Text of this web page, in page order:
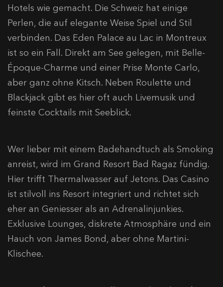
Hotels wie gemacht. Die Schweiz hat einige
Perlen, die auf elegante Weise Spiel und Stil
verbinden. Das Eden Palace au Lac in Montreux
ist so ein Fall. Direkt am See gelegen, mit Belle-
Époque-Charme und einer Prise Monte Carlo,
aber ganz ohne Kitsch. Neben Roulette und
Blackjack gibt es hier oft auch Livemusik und
feinste Cocktails mit Seeblick.
Wer lieber mit einem Badehandtuch als Smoking
anreist, wird im Grand Resort Bad Ragaz fündig.
Hier trifft Thermalwasser auf Jetons. Das Casino
ist stilvoll ins Resort integriert und richtet sich
eher an Geniesser als an Adrenalinjunkies.
Exklusive Lounges, diskrete Atmosphäre und ein
Hauch von James Bond, aber ohne Martini-
Klischee.